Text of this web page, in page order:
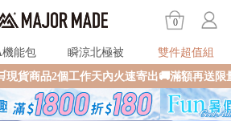
0
能包 瞬涼北極被
雙件超值組
內火速寄出🚚滿額再送限量好禮✨